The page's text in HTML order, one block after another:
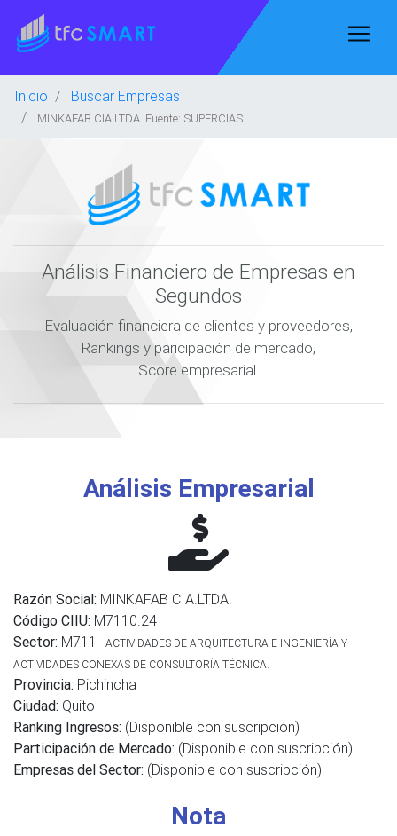
Inicio Buscar Empresas
MINKAFAB CIA.LTDA. Fuente: SUPERCIAS
Análisis Financiero de Empresas en
Segundos
Evaluación financiera de clientes y proveedores,
Rankings y paricipación de mercado,
Score empresarial.
Análisis Empresarial
Razón Social: MINKAFAB CIA.LTDA.
Código CIIU: M7110.24
Sector: M711 - ACTIVIDADES DE ARQUITECTURA E INGENIERÍA Y
ACTIVIDADES CONEXAS DE CONSULTORÍA TÉCNICA.
Provincia: Pichincha
Ciudad: Quito
Ranking Ingresos: (Disponible con suscripción)
Participación de Mercado: (Disponible con suscripción)
Empresas del Sector: (Disponible con suscripción)
Nota